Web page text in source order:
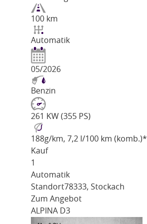
100 km
Automatik
05/2026
Benzin
261 KW (355 PS)
188g/km, 7,2 l/100 km (komb.)*
Kauf
1
Automatik
Standort78333, Stockach
Zum Angebot
ALPINA D3